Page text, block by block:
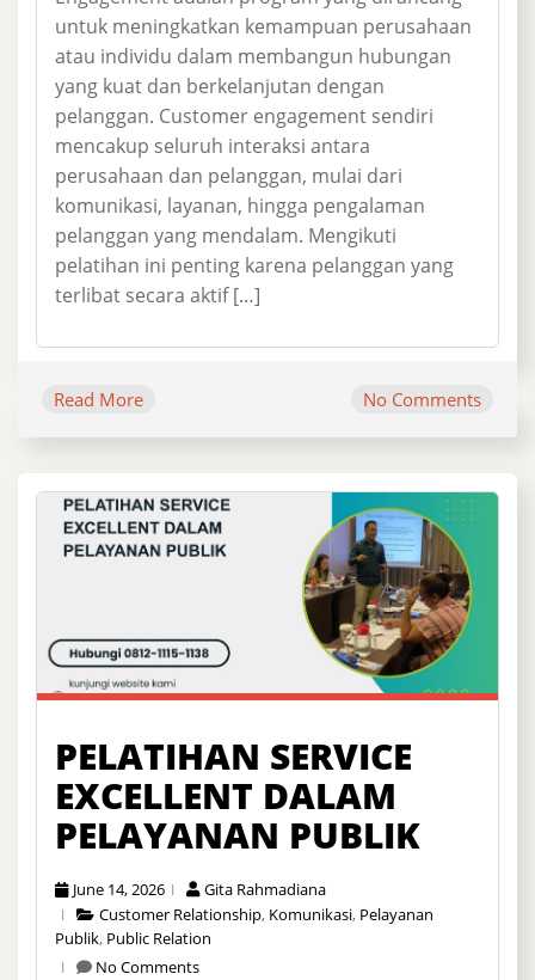
untuk meningkatkan kemampuan perusahaan
atau individu dalam membangun hubungan
yang kuat dan berkelanjutan dengan
pelanggan. Customer engagement sendiri
mencakup seluruh interaksi antara
perusahaan dan pelanggan, mulai dari
komunikasi, layanan, hingga pengalaman
pelanggan yang mendalam. Mengikuti
pelatihan ini penting karena pelanggan yang
terlibat secara aktif […]
Read More No Comments
PELATIHAN SERVICE
EXCELLENT DALAM
PELAYANAN PUBLIK
June 14, 2026
Gita Rahmadiana
Customer Relationship, Komunikasi, Pelayanan
Publik, Public Relation
No Comments